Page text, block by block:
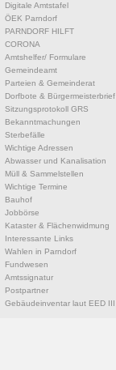
Digitale Amtstafel
ÖEK Parndorf
PARNDORF HILFT
CORONA
Amtshelfer/ Formulare
Gemeindeamt
Parteien & Gemeinderat
Dorfbote & Bürgermeisterbrief
Sitzungsprotokoll GRS
Bekanntmachungen
Sterbefälle
Wichtige Adressen
Abwasser und Kanalisation
Müll & Sammelstellen
Wichtige Termine
Bauhof
Jobbörse
Kataster & Flächenwidmung
Interessante Links
Wahlen in Parndorf
Fundwesen
Amtssignatur
Postpartner
Gebäudeinventar laut EED III